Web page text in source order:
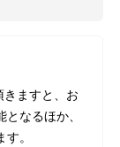
ますと、お
なるほか、
。